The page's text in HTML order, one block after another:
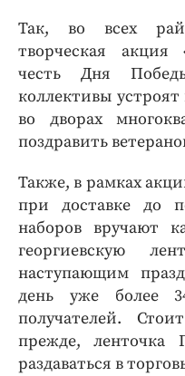
Так, во всех
творческая
честь Дня
коллективы
во дворах
поздравить
Также, в рамках
при доставке до
наборов вручают
георгиевскую
наступающим
день уже более
получателей.
прежде, ленточка
раздаваться в